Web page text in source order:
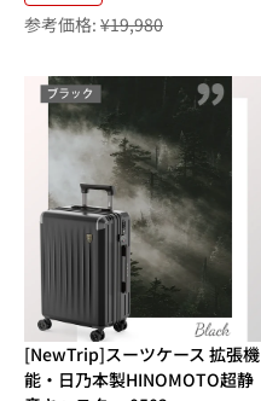
参考価格: ¥19,980
[NewTrip]スーツケース 拡張機
能・日乃本製HINOMOTO超静